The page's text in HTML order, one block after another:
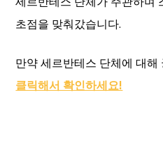
초점을 맞춰갔습니다.
만약 세르반테스 단체에 대해
클릭해서 확인하세요!